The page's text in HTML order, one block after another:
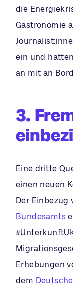
die
Gastronomie
ein und
an mit an
3.
Eine dritte
einen neuen
Der Einbezug
Bundesamts
Erhebungen
dem